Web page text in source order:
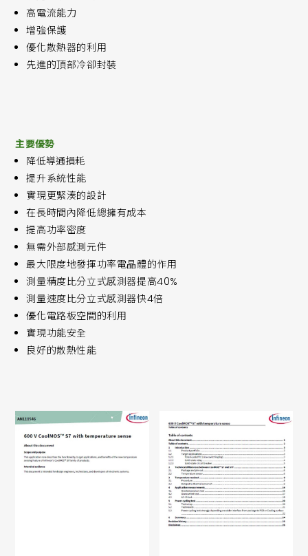
高電流能力
增強保護
優化散熱器的利用
先進的頂部冷卻封裝
主要優勢
降低導通損耗
提升系統性能
實現更緊湊的設計
在長時間內降低總擁有成本
提高功率密度
無需外部感測元件
最大限度地發揮功率電晶體的作用
測量精度比分立式感測器提高40%
測量速度比分立式感測器快4倍
優化電路板空間的利用
實現功能安全
良好的散熱性能